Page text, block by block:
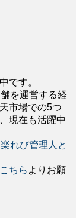
です。
を運営する経
市場での5つ
現在も活躍中
れび管理人と
こちら よりお願